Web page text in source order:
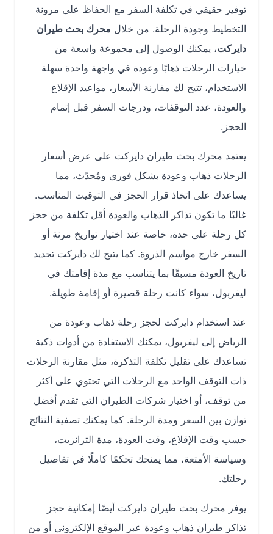
توفير حقيقي في تكلفة السفر مع الحفاظ على مرونة
التخطيط وجودة الرحلة. من خلال محرك بحث طيران
دايركت، يمكنك الوصول إلى مجموعة واسعة من
خيارات الرحلات ذهابًا وعودة في واجهة واحدة سهلة
الاستخدام، تتيح لك مقارنة الأسعار، مواعيد الإقلاع
والعودة، عدد التوقفات، ودرجات السفر قبل إتمام
الحجز.
يعتمد محرك بحث طيران دايركت على عرض أسعار
الرحلات ذهاب وعودة بشكل فوري ومُحدّث، مما
يساعدك على اتخاذ قرار الحجز في التوقيت المناسب.
غالبًا ما تكون تذاكر الذهاب والعودة أقل تكلفة من حجز
كل رحلة على حدة، خاصة عند اختيار تواريخ مرنة أو
السفر خارج مواسم الذروة. كما يتيح لك دايركت تحديد
تاريخ العودة مسبقًا بما يتناسب مع مدة إقامتك في
ليفربول، سواء كانت رحلة قصيرة أو إقامة طويلة.
عند استخدام دايركت لحجز رحلة ذهاب وعودة من
الرياض إلى ليفربول، يمكنك الاستفادة من أدوات ذكية
تساعدك على تقليل تكلفة التذكرة، مثل مقارنة الرحلات
ذات التوقف الواحد مع الرحلات التي تحتوي على أكثر
من توقف، أو اختيار شركات الطيران التي تقدم أفضل
توازن بين السعر ومدة الرحلة. كما يمكنك تصفية النتائج
حسب وقت الإقلاع، وقت العودة، مدة الترانزيت،
وسياسة الأمتعة، مما يمنحك تحكمًا كاملًا في تفاصيل
رحلتك.
يوفر محرك بحث طيران دايركت أيضًا إمكانية حجز
تذاكر طيران ذهاب وعودة عبر الموقع الإلكتروني أو من